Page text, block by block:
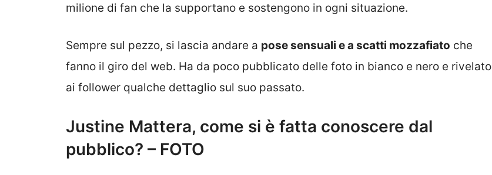
milione di fan che la supportano e sostengono in ogni situazione.
Sempre sul pezzo, si lascia andare a pose sensuali e a scatti mozzafiato che
fanno il giro del web. Ha da poco pubblicato delle foto in bianco e nero e rivelato
ai follower qualche dettaglio sul suo passato.
Justine Mattera, come si è fatta conoscere dal
pubblico? – FOTO